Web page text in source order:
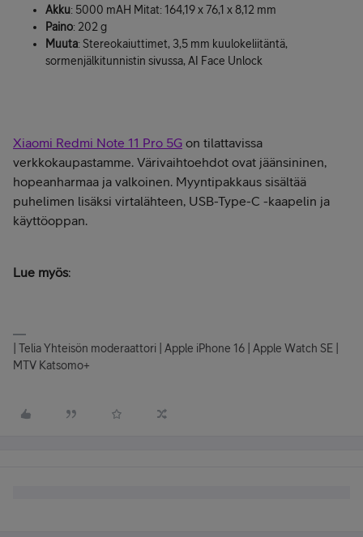
Akku: 5000 mAH Mitat: 164,19 x 76,1 x 8,12 mm
Paino: 202 g
Muuta: Stereokaiuttimet, 3,5 mm kuulokeliitäntä,
sormenjälkitunnistin sivussa, AI Face Unlock
Xiaomi Redmi Note 11 Pro 5G on tilattavissa
verkkokaupastamme. Värivaihtoehdot ovat jäänsininen,
hopeanharmaa ja valkoinen. Myyntipakkaus sisältää
puhelimen lisäksi virtalähteen, USB-Type-C -kaapelin ja
käyttöoppan.
Lue myös:
| Telia Yhteisön moderaattori | Apple iPhone 16 | Apple Watch SE |
MTV Katsomo+